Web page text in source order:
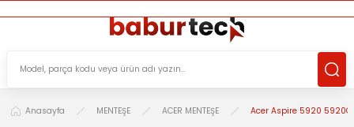
Anasayfa MENTEŞE ACER MENTEŞE Acer Aspire 5920 5920G